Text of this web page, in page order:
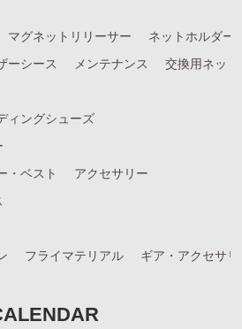
マグネットリリーサー
ネットホルダー
ーシース メンテナンス
交換用ネット
ィングシューズ
・ベスト
アクセサリー
フライマテリアル ギア・アクセサ